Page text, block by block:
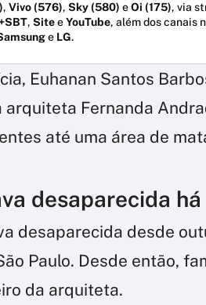
, Vivo (576), Sky (580) eOi (175), via
, SiteeYouTube, além dos canais
e LG.
Euhanan Santos
arquiteta Fernanda
até uma área de
desaparecida
desaparecida desde
Paulo. Desde então,
da arquiteta.